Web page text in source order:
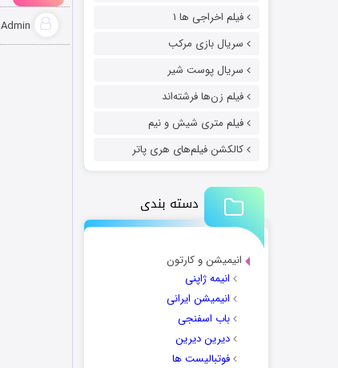
فیلم اخراجی ها ۱
سریال بازی مرکب
سریال پوست شیر
فیلم زن‌ها فرشته‌اند
فیلم متری شیش و نیم
کالکشن فیلم‌های هری پاتر
دسته بندی
انیمیشن و کارتون
انیمه ژاپنی
انیمیشن ایرانی
باب اسفنجی
دیرین دیرین
فوتبالیست ها
Admin